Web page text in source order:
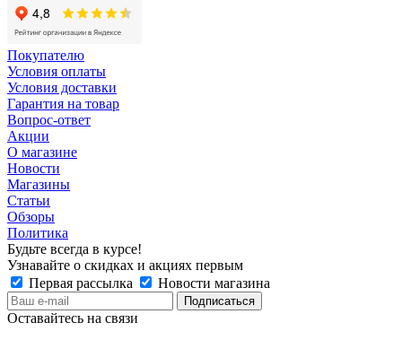
Покупателю
Условия оплаты
Условия доставки
Гарантия на товар
Вопрос-ответ
Акции
О магазине
Новости
Магазины
Статьи
Обзоры
Политика
Будьте всегда в курсе!
Узнавайте о скидках и акциях первым
Первая рассылка
Новости магазина
Оставайтесь на связи